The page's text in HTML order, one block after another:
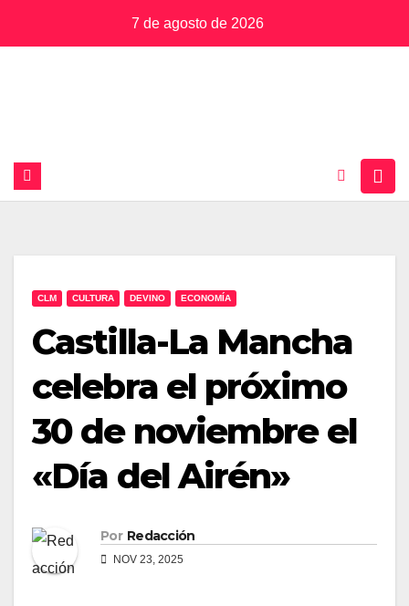
7 de agosto de 2026
CLM CULTURA DEVINO ECONOMÍA
Castilla-La Mancha
celebra el próximo
30 de noviembre el
«Día del Airén»
Por Redacción
NOV 23, 2025